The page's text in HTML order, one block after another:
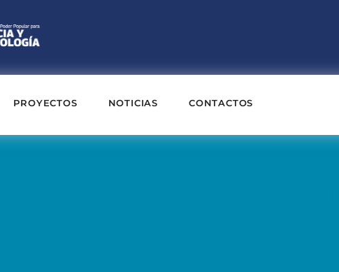
PROYECTOS NOTICIAS CONTACTOS